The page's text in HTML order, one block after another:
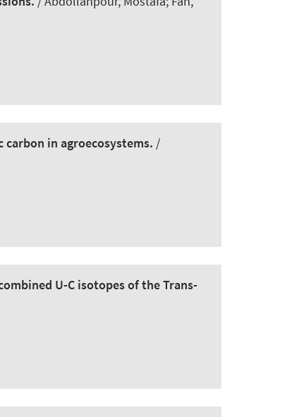
in agroecosystems. /
U-C isotopes of the Trans-